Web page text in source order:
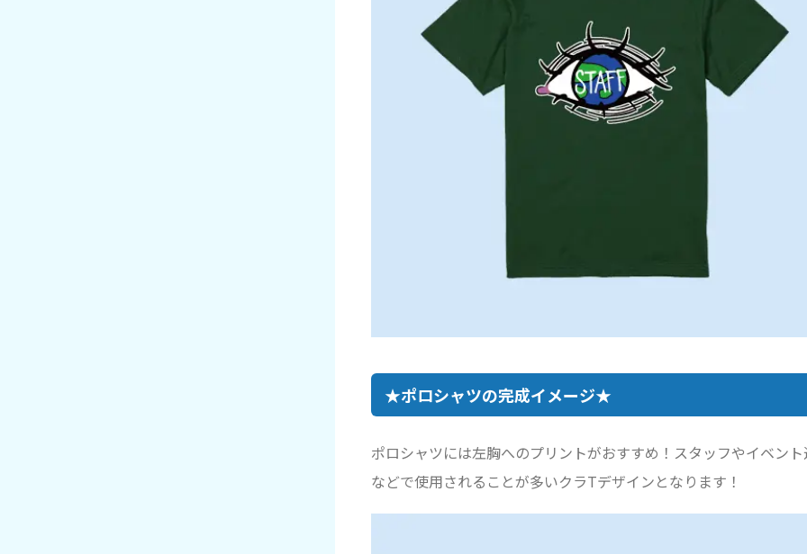
★ポロシャツの完成イメージ★
ポロシャツには左胸へのプリントがおすすめ！スタッフやイベン
などで使用されることが多いクラTデザインとなります！